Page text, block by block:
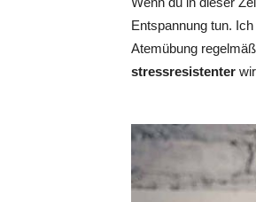
Entspannung tun.
Atemübung
stressresistenter